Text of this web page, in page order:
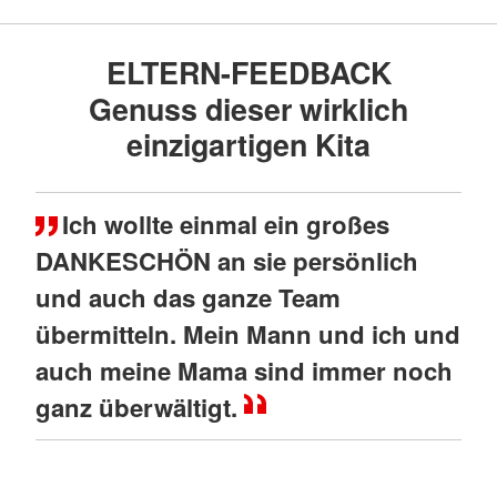
Kasse und rechnen dieses auch wieder ab.
Vielfältige Erfahrungen, in denen
Weltzusammenhänge und Wirksamkeit des
eigenen Handelns spürbar werden, machen
unsere Kinder stark für die Zukunft!
ELTERN-FEEDBACK
Genuss dieser wirklich
einzigartigen Kita
Ich wollte einmal ein großes
DANKESCHÖN an sie persönlich
und auch das ganze Team
übermitteln. Mein Mann und ich und
auch meine Mama sind immer noch
ganz überwältigt.